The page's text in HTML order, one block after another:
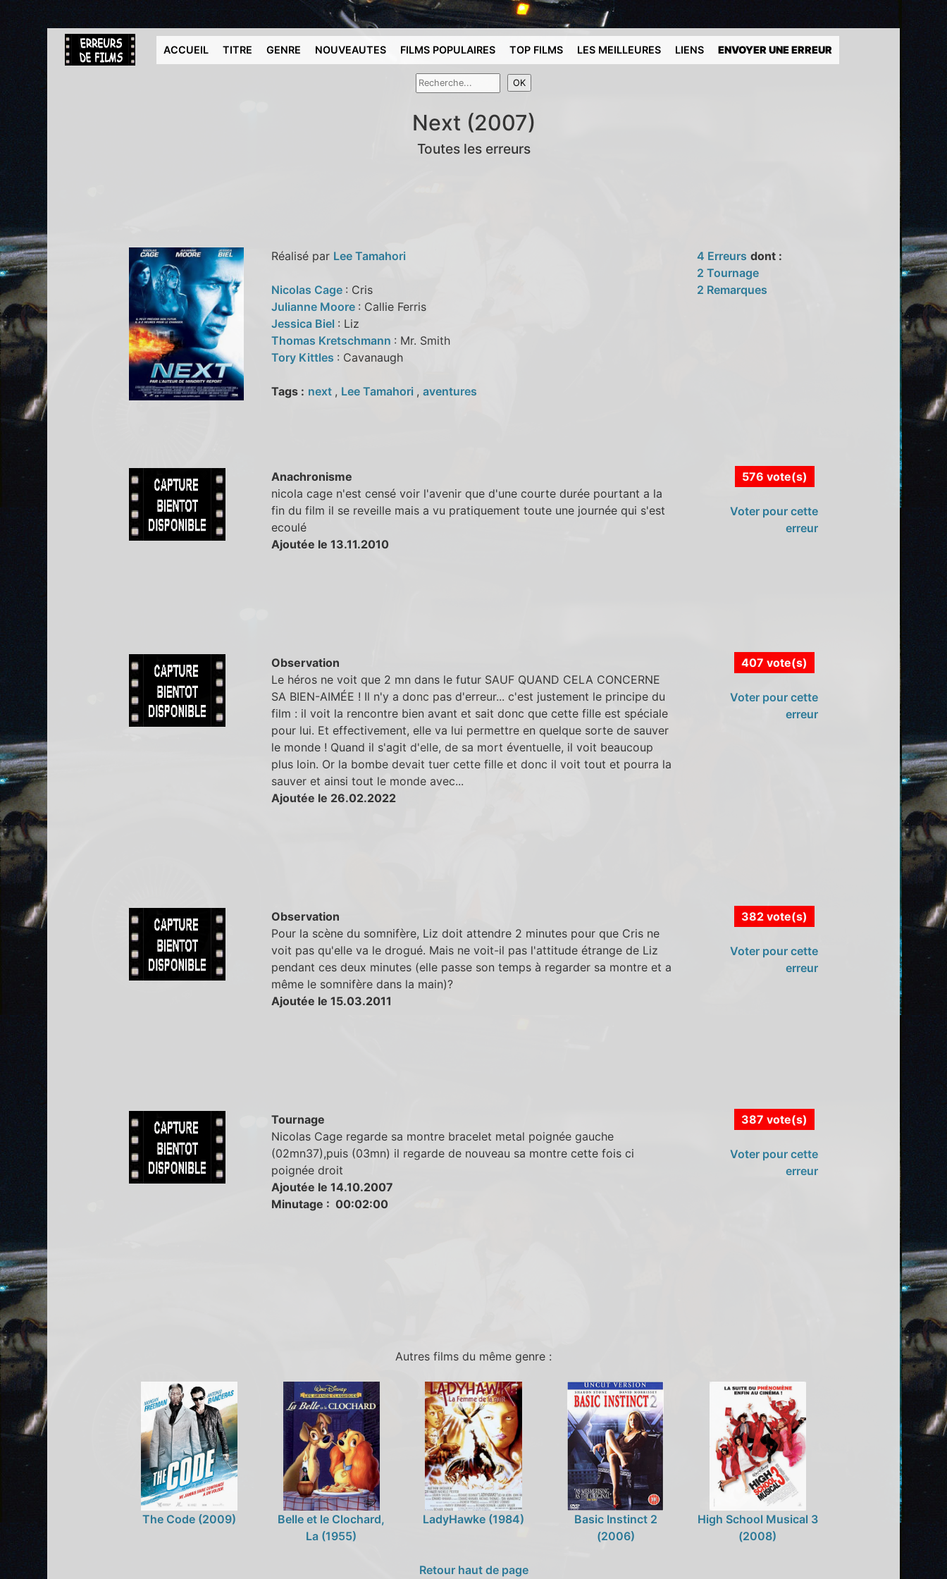
ACCUEIL TITRE GENRE NOUVEAUTES FILMS POPULAIRES TOP FILMS LES MEILLEURES LIENS ENVOYER UNE ERREUR
Next (2007)
Toutes les erreurs
Réalisé par Lee Tamahori
Nicolas Cage : Cris
Julianne Moore : Callie Ferris
Jessica Biel : Liz
Thomas Kretschmann : Mr. Smith
Tory Kittles : Cavanaugh
Tags : next , Lee Tamahori , aventures
4 Erreurs dont :
2 Tournage
2 Remarques
Anachronisme
nicola cage n'est censé voir l'avenir que d'une courte durée pourtant a la
fin du film il se reveille mais a vu pratiquement toute une journée qui s'est
ecoulé
Ajoutée le 13.11.2010
576 vote(s)
Voter pour cette
erreur
Observation
Le héros ne voit que 2 mn dans le futur SAUF QUAND CELA CONCERNE
SA BIEN-AIMÉE ! Il n'y a donc pas d'erreur... c'est justement le principe du
film : il voit la rencontre bien avant et sait donc que cette fille est spéciale
pour lui. Et effectivement, elle va lui permettre en quelque sorte de sauver
le monde ! Quand il s'agit d'elle, de sa mort éventuelle, il voit beaucoup
plus loin. Or la bombe devait tuer cette fille et donc il voit tout et pourra la
sauver et ainsi tout le monde avec...
Ajoutée le 26.02.2022
407 vote(s)
Voter pour cette
erreur
Observation
Pour la scène du somnifère, Liz doit attendre 2 minutes pour que Cris ne
voit pas qu'elle va le drogué. Mais ne voit-il pas l'attitude étrange de Liz
pendant ces deux minutes (elle passe son temps à regarder sa montre et a
même le somnifère dans la main)?
Ajoutée le 15.03.2011
382 vote(s)
Voter pour cette
erreur
Tournage
Nicolas Cage regarde sa montre bracelet metal poignée gauche
(02mn37),puis (03mn) il regarde de nouveau sa montre cette fois ci
poignée droit
Ajoutée le 14.10.2007
Minutage : 00:02:00
387 vote(s)
Voter pour cette
erreur
Autres films du même genre :
The Code (2009)
Belle et le Clochard,
La (1955)
LadyHawke (1984)
Basic Instinct 2
(2006)
High School Musical 3
(2008)
Retour haut de page